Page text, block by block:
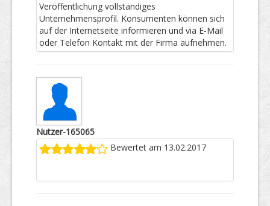
Veröffentlichung vollständiges
Unternehmensprofil. Konsumenten können sich
auf der Internetseite informieren und via E-Mail
oder Telefon Kontakt mit der Firma aufnehmen.
Nutzer-165065
Bewertet am 13.02.2017